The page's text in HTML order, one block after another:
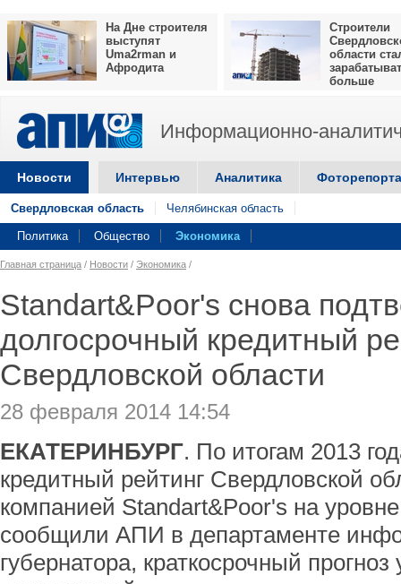
На Дне строителя
выступят
Uma2rman и
Афродита
Строители
области
больше
Информационно-
Новости Интервью Аналитика
Свердловская область Челябинская область
Политика Общество Экономика
Главная страница / Новости / Экономика /
Standart&Poor's снова
долгосрочный кредитный
Свердловской области
28 февраля 2014 14:54
ЕКАТЕРИНБУРГ. По итогам 2013
кредитный рейтинг Свердловской
компанией Standart&Poor's на
сообщили АПИ в департаменте
губернатора, краткосрочный прогноз